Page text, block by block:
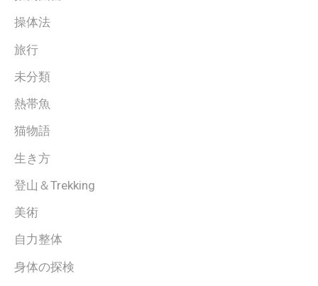
操体法
旅行
未分類
熱帯魚
猫物語
生き方
登山＆Trekking
美術
自力整体
身体の探検